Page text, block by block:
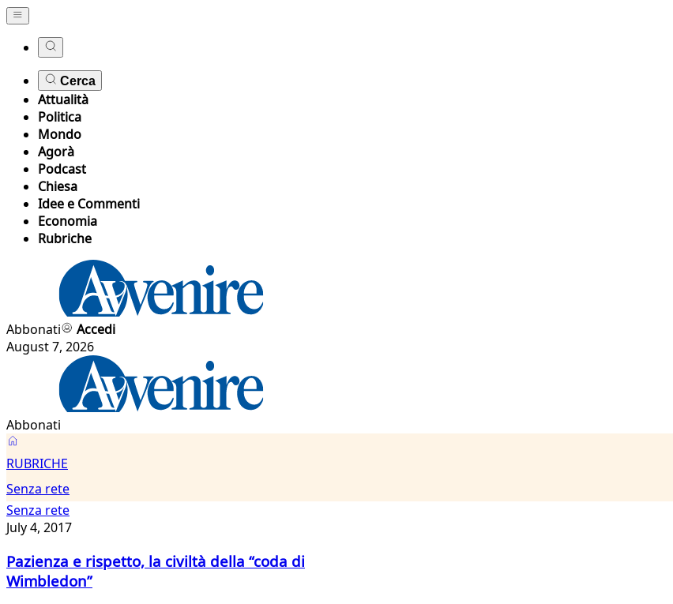
Cerca
Attualità
Politica
Mondo
Agorà
Podcast
Chiesa
Idee e Commenti
Economia
Rubriche
Abbonati
Accedi
August 7, 2026
Abbonati
Senza
rete
RUBRICHE
Senza rete
Senza rete
July 4, 2017
Pazienza e rispetto, la civiltà della “coda di
Wimbledon”